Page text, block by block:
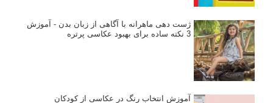
ژست دهی ماهرانه با آگاهی از زبان بدن - آموزش
3 نکته ساده برای بهبود عکاسی پرتره
آموزش انتخاب رنگ در عکاسی از کودکان